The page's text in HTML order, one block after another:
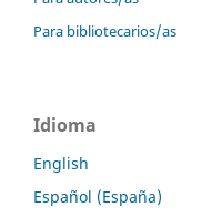
Para bibliotecarios/as
Idioma
English
Español (España)